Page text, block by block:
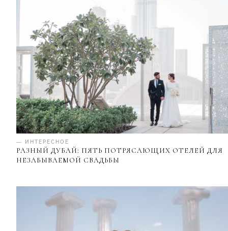
— ИНТЕРЕСНОЕ
РАЗНЫЙ ДУБАЙ: ПЯТЬ ПОТРЯСАЮЩИХ ОТЕЛЕЙ ДЛЯ
НЕЗАБЫВАЕМОЙ СВАДЬБЫ